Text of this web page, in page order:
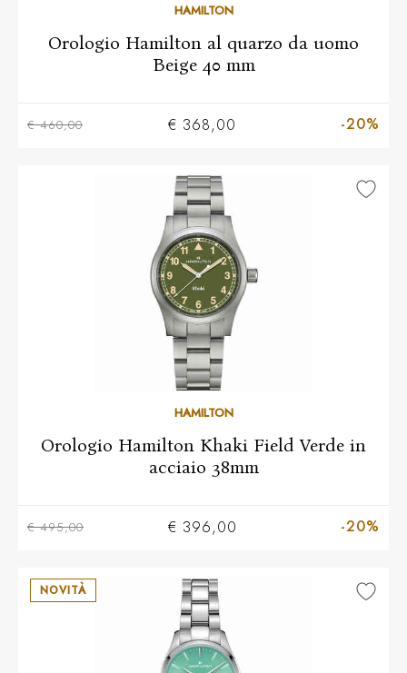
HAMILTON
Orologio Hamilton al quarzo da uomo
Beige 40 mm
€ 460,00 € 368,00 -20%
HAMILTON
Orologio Hamilton Khaki Field Verde in
acciaio 38mm
€ 495,00 € 396,00 -20%
NOVITÀ